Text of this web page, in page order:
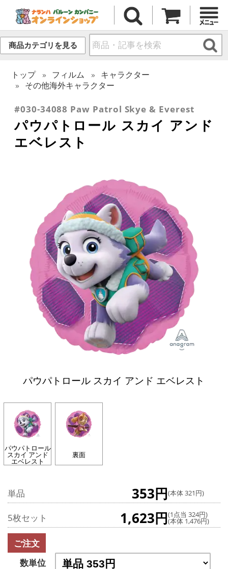
商品カテゴリを見る
トップ フィルム
キャラクター
その他海外キャラクター
#030-34088 Paw Patrol Skye & Everest
パウパトロール スカイ アンド
エベレスト
パウパトロール スカイ アンド エベレスト
パウパトロール
スカイ アンド
エベレスト
裏面
単品 353円(本体 321円)
5枚セット 1,623円(1点当 324円)
(本体 1,476円)
ご注文
数単位